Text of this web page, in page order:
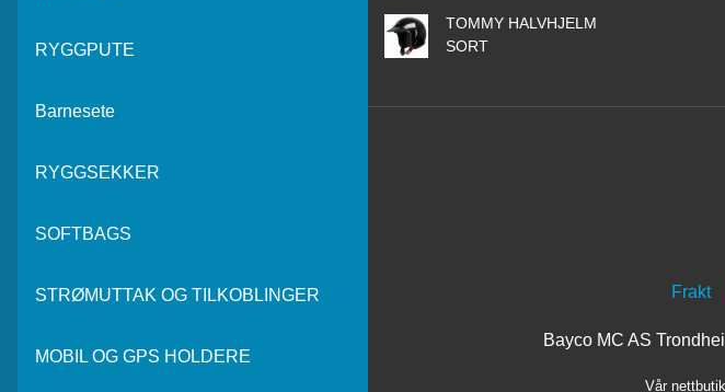
RYGGPUTE
Barnesete
RYGGSEKKER
SOFTBAGS
STRØMUTTAK OG TILKOBLINGER
MOBIL OG GPS HOLDERE
TOMMY HALVHJELM
SORT
Frakt
Bayco MC AS
Vår